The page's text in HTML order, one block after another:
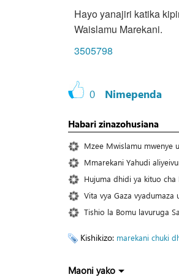
Hayo yanajiri katika
Waislamu Marekani.
3505798
0 Nimependa
Habari zinazohusiana
Mzee Mwislamu mwenye
Mmarekani Yahudi
Hujuma dhidi ya kituo cha
Vita vya Gaza
Tishio la Bomu lavuruga
Kishikizo: marekani chuki
Maoni yako